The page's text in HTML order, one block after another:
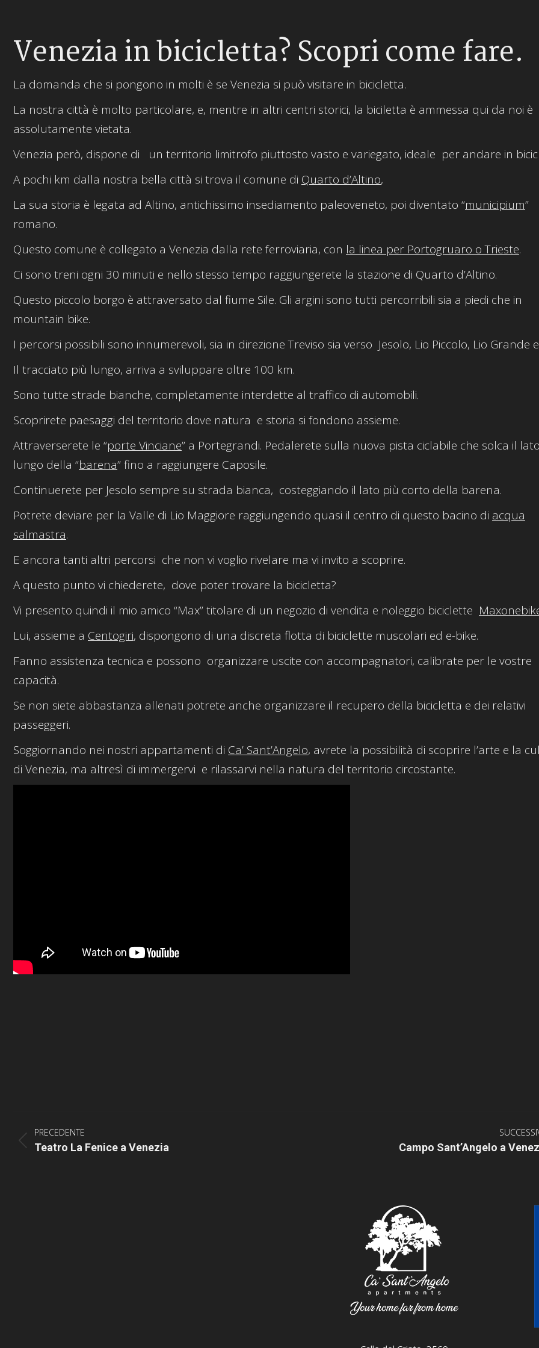
Venezia in bicicletta? Scopri come fare.
La domanda che si pongono in molti è se Venezia si può visitare in bicicletta.
La nostra città è molto particolare, e, mentre in altri centri storici, la biciletta è ammessa qui da noi è
assolutamente vietata.
Venezia però, dispone di un territorio limitrofo piuttosto vasto e variegato, ideale per andare in
A pochi km dalla nostra bella città si trova il comune di Quarto d’Altino,
La sua storia è legata ad Altino, antichissimo insediamento paleoveneto, poi diventato “municipium”
romano.
Questo comune è collegato a Venezia dalla rete ferroviaria, con la linea per Portogruaro o Trieste.
Ci sono treni ogni 30 minuti e nello stesso tempo raggiungerete la stazione di Quarto d’Altino.
Questo piccolo borgo è attraversato dal fiume Sile. Gli argini sono tutti percorribili sia a piedi che in
mountain bike.
I percorsi possibili sono innumerevoli, sia in direzione Treviso sia verso Jesolo, Lio Piccolo, Lio Grande
Il tracciato più lungo, arriva a sviluppare oltre 100 km.
Sono tutte strade bianche, completamente interdette al traffico di automobili.
Scoprirete paesaggi del territorio dove natura e storia si fondono assieme.
Attraverserete le “porte Vinciane” a Portegrandi. Pedalerete sulla nuova pista ciclabile che solca il
lungo della “barena” fino a raggiungere Caposile.
Continuerete per Jesolo sempre su strada bianca, costeggiando il lato più corto della barena.
Potrete deviare per la Valle di Lio Maggiore raggiungendo quasi il centro di questo bacino di acqua
salmastra.
E ancora tanti altri percorsi che non vi voglio rivelare ma vi invito a scoprire.
A questo punto vi chiederete, dove poter trovare la bicicletta?
Vi presento quindi il mio amico “Max” titolare di un negozio di vendita e noleggio biciclette
Lui, assieme a Centogiri, dispongono di una discreta flotta di biciclette muscolari ed e-bike.
Fanno assistenza tecnica e possono organizzare uscite con accompagnatori, calibrate per le vostre
capacità.
Se non siete abbastanza allenati potrete anche organizzare il recupero della bicicletta e dei relativi
passeggeri.
Soggiornando nei nostri appartamenti di Ca’ Sant’Angelo, avrete la possibilità di scoprire l’arte e la
di Venezia, ma altresì di immergervi e rilassarvi nella natura del territorio circostante.
tra PRECEDENTE
Post
Teatro La Fenice a Venezia Campo Sant’Angelo a